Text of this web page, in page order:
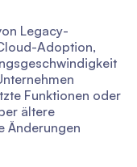
Legacy-
Adoption,
Funktionen oder
ältere
Änderungen